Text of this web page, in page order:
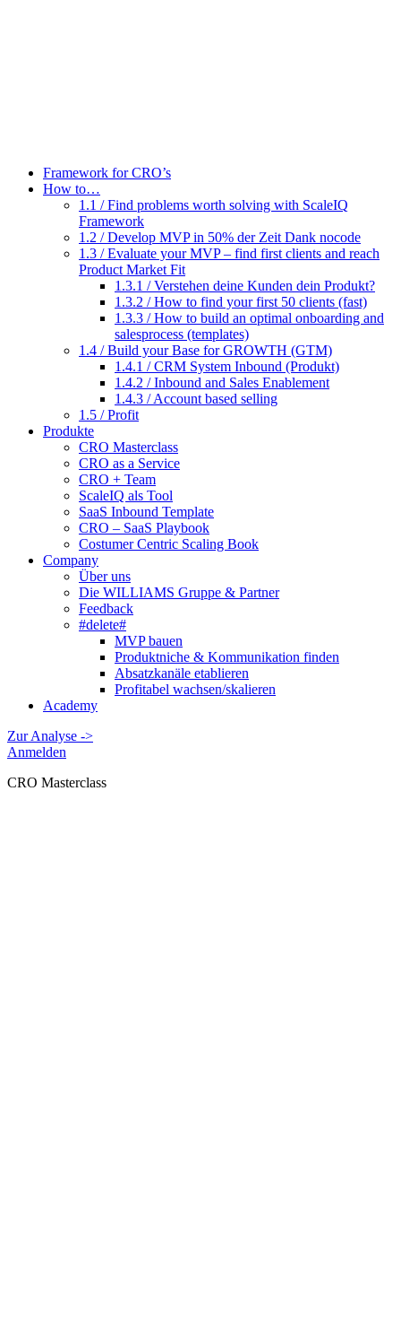
Framework for CRO’s
How to…
1.1 / Find problems worth solving with ScaleIQ
Framework
1.2 / Develop MVP in 50% der Zeit Dank nocode
1.3 / Evaluate your MVP – find first clients and reach
Product Market Fit
1.3.1 / Verstehen deine Kunden dein Produkt?
1.3.2 / How to find your first 50 clients (fast)
1.3.3 / How to build an optimal onboarding and
salesprocess (templates)
1.4 / Build your Base for GROWTH (GTM)
1.4.1 / CRM System Inbound (Produkt)
1.4.2 / Inbound and Sales Enablement
1.4.3 / Account based selling
1.5 / Profit
Produkte
CRO Masterclass
CRO as a Service
CRO + Team
ScaleIQ als Tool
SaaS Inbound Template
CRO – SaaS Playbook
Costumer Centric Scaling Book
Company
Über uns
Die WILLIAMS Gruppe & Partner
Feedback
#delete#
MVP bauen
Produktniche & Kommunikation finden
Absatzkanäle etablieren
Profitabel wachsen/skalieren
Academy
Zur Analyse ->
Anmelden
CRO Masterclass